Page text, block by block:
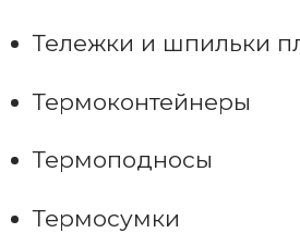
Тележки и шпильки
Термоконтейнеры
Термоподносы
Термосумки